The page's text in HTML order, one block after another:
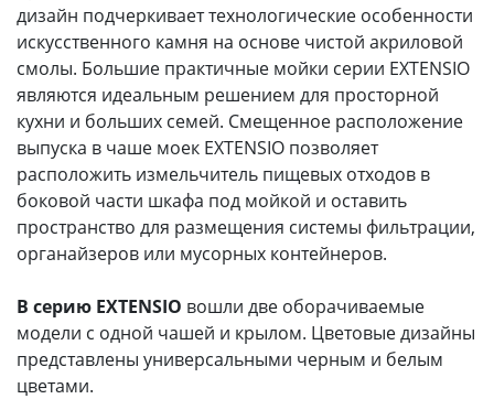
дизайн подчеркивает технологические особенности
искусственного камня на основе чистой акриловой
смолы. Большие практичные мойки серии EXTENSIO
являются идеальным решением для просторной
кухни и больших семей. Смещенное расположение
выпуска в чаше моек EXTENSIO позволяет
расположить измельчитель пищевых отходов в
боковой части шкафа под мойкой и оставить
пространство для размещения системы фильтрации,
органайзеров или мусорных контейнеров.
В серию EXTENSIO вошли две оборачиваемые
модели с одной чашей и крылом. Цветовые дизайны
представлены универсальными черным и белым
цветами.